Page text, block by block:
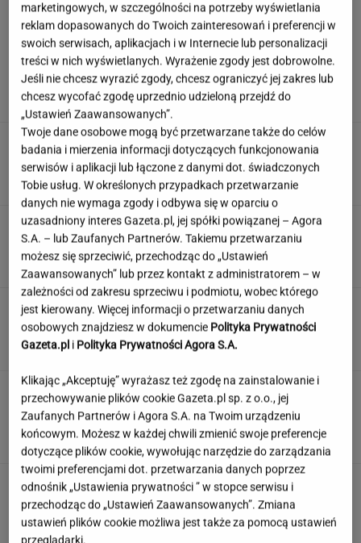
Niewielu wie, że Polk jest ojczymem posłanki
KO. Kłócą się o politykę?
Ciągnie cię do niedostępnych osób?
Psychologia mówi o powodach
Quiz, w którym każdy zgarnie maksa.
Sprawdzisz się w Szybkiej Piątce?
Jeden wakacyjny nawyk może mieć
nieprzyjemne konsekwencje. Też tak robisz?
MATERIAŁ PROMOCYJNY
"Wymieniłam mojego byłego na
jego wujka milionera". Tak wciągają
mikrodramy
SUBSKRYPCJA
Teściowa mówi, że jest mamą jej
dziecka. "Chyba oszaleję"
KLAUDIA KIERZKOWSKA
marketingowych, w szczególności na potrzeby wyświetlania
reklam dopasowanych do Twoich zainteresowań i preferencji w
swoich serwisach, aplikacjach i w Internecie lub personalizacji
treści w nich wyświetlanych. Wyrażenie zgody jest dobrowolne.
Jeśli nie chcesz wyrazić zgody, chcesz ograniczyć jej zakres lub
chcesz wycofać zgodę uprzednio udzieloną przejdź do
„Ustawień Zaawansowanych”.
Twoje dane osobowe mogą być przetwarzane także do celów
badania i mierzenia informacji dotyczących funkcjonowania
serwisów i aplikacji lub łączone z danymi dot. świadczonych
Tobie usług. W określonych przypadkach przetwarzanie
danych nie wymaga zgody i odbywa się w oparciu o
uzasadniony interes Gazeta.pl, jej spółki powiązanej – Agora
S.A. – lub Zaufanych Partnerów. Takiemu przetwarzaniu
możesz się sprzeciwić, przechodząc do „Ustawień
Zaawansowanych” lub przez kontakt z administratorem – w
zależności od zakresu sprzeciwu i podmiotu, wobec którego
jest kierowany. Więcej informacji o przetwarzaniu danych
osobowych znajdziesz w dokumencie Polityka Prywatności
Gazeta.pl i Polityka Prywatności Agora S.A.
Klikając „Akceptuję” wyrażasz też zgodę na zainstalowanie i
przechowywanie plików cookie Gazeta.pl sp. z o.o., jej
Zaufanych Partnerów i Agora S.A. na Twoim urządzeniu
końcowym. Możesz w każdej chwili zmienić swoje preferencje
dotyczące plików cookie, wywołując narzędzie do zarządzania
twoimi preferencjami dot. przetwarzania danych poprzez
odnośnik „Ustawienia prywatności ” w stopce serwisu i
przechodząc do „Ustawień Zaawansowanych”. Zmiana
ustawień plików cookie możliwa jest także za pomocą ustawień
przeglądarki.